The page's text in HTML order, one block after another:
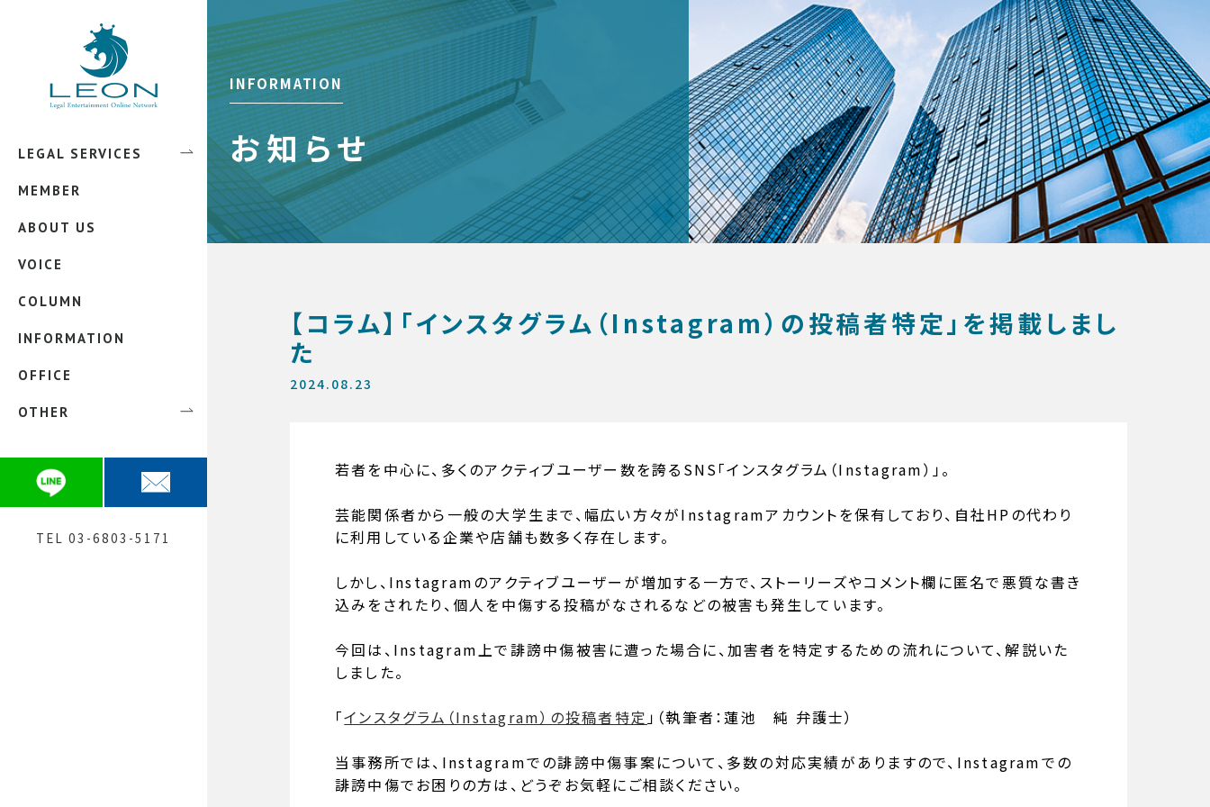
LEGAL SERVICES
MEMBER
ABOUT US
VOICE
COLUMN
INFORMATION
OFFICE
OTHER
TEL 03-6803-5171
エンタメ法務
インターネット上のトラブル 誹謗中傷被害
リベンジポルノ
法務外注サービス
顧問弁護士サービス
企業法務
知的財産法関係
スタートアップ支援
芸能関係の方
一般民事
弁護士 佐藤 匠
弁護士 中本 緑吾
弁護士 神﨑 建宏（大阪）
提携士業紹介
初めての方へ
Q&A
INFORMATION
お知らせ
【コラム】「インスタグラム（Instagram）の投稿者特定」を掲載しまし
た
2024.08.23
若者を中心に、多くのアクティブユーザー数を誇るSNS「インスタグラム（Instagram）」。
芸能関係者から一般の大学生まで、幅広い方々がInstagramアカウントを保有しており、自社HPの代わり
に利用している企業や店舗も数多く存在します。
しかし、Instagramのアクティブユーザーが増加する一方で、ストーリーズやコメント欄に匿名で悪質な書き
込みをされたり、個人を中傷する投稿がなされるなどの被害も発生しています。
今回は、Instagram上で誹謗中傷被害に遭った場合に、加害者を特定するための流れについて、解説いた
しました。
「インスタグラム（Instagram）の投稿者特定」（執筆者：蓮池 純 弁護士）
当事務所では、Instagramでの誹謗中傷事案について、多数の対応実績がありますので、 Instagramでの
誹謗中傷でお困りの方は、どうぞお気軽にご相談ください。